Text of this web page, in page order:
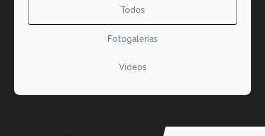
Todos
Fotogalerías
Videos